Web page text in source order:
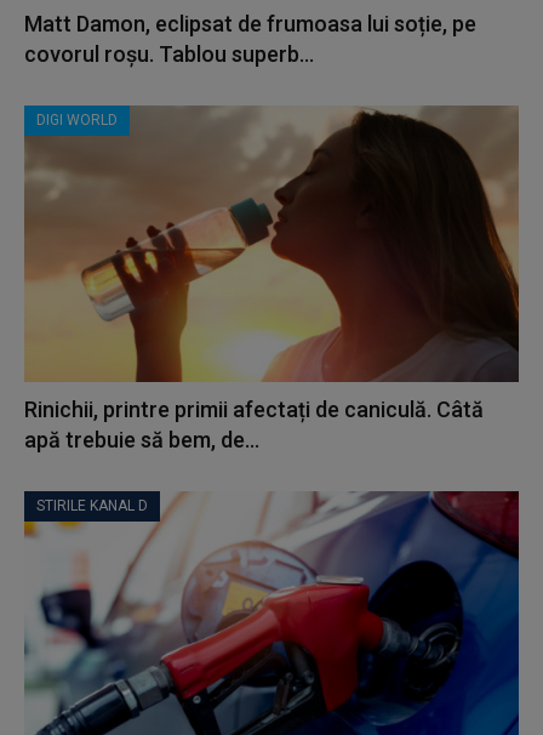
Matt Damon, eclipsat de frumoasa lui soție, pe
covorul roșu. Tablou superb...
DIGI WORLD
Rinichii, printre primii afectați de caniculă. Câtă
apă trebuie să bem, de...
STIRILE KANAL D